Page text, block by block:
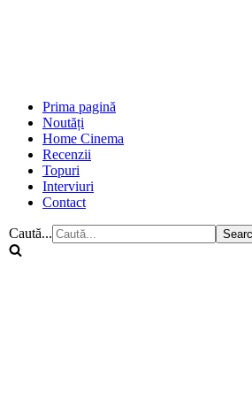
Prima pagină
Noutăți
Home Cinema
Recenzii
Topuri
Interviuri
Contact
Caută...